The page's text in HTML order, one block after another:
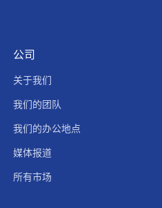
公司
关于我们
我们的团队
我们的办公地点
媒体报道
所有市场